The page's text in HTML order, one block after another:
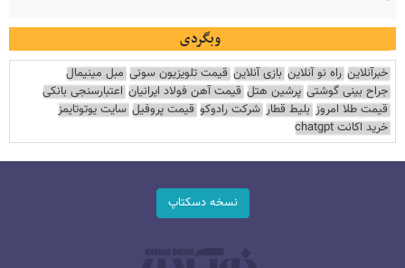
وبگردی
خبرآنلاین راه نو آنلاین بازی آنلاین قیمت تلویزیون سونی مبل مینیمال
جراح بینی گوشتی پرشین هتل قیمت آهن فولاد ایرانیان اعتبارسنجی بانکی
قیمت طلا امروز بلیط قطار شرکت رادوکو قیمت پروفیل سایت یوتوتایمز
خرید اکانت chatgpt
نسخه دسکتاپ